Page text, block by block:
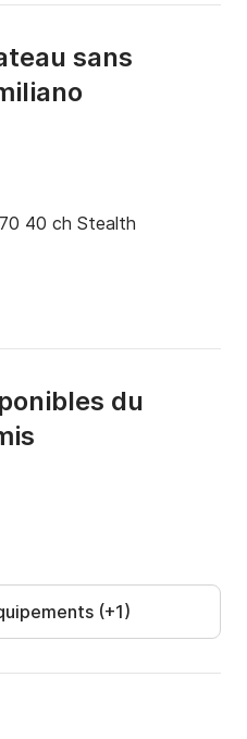
sans
40 ch Stealth
du
(+1)